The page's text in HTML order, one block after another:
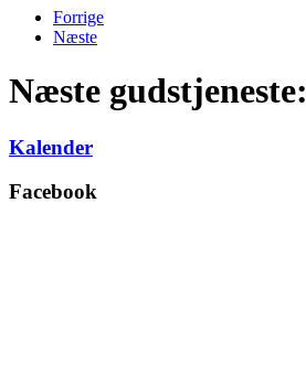
Forrige
Næste
Næste gudstjeneste:
Kalender
Facebook